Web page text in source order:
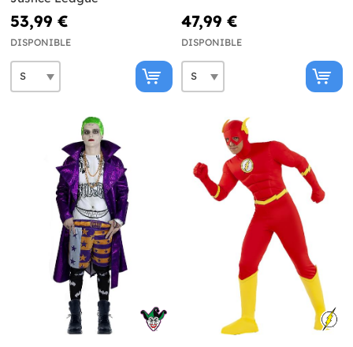
53,99 €
DISPONIBLE
47,99 €
DISPONIBLE